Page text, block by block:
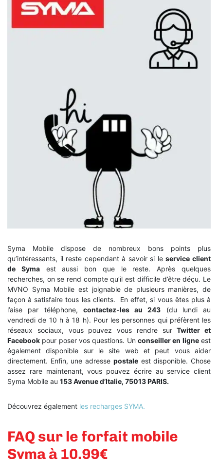
Syma Mobile dispose de nombreux bons points plus
qu’intéressants, il reste cependant à savoir si leservice client
de Symaest aussi bon que le reste. Après quelques
recherches, on se rend compte qu’il est difficile d’être déçu. Le
MVNO Syma Mobile est joignable de plusieurs manières, de
façon à satisfaire tous les clients. En effet, si vous êtes plus à
l’aise par téléphone, contactez-les au 243 (du lundi au
vendredi de 10 h à 18 h). Pour les personnes qui préfèrent les
réseaux sociaux, vous pouvez vous rendre surTwitter et
Facebook pour poser vos questions. Un conseiller en ligneest
également disponible sur le site web et peut vous aider
directement. Enfin, une adresse postaleest disponible. Chose
assez rare maintenant, vous pouvez écrire au service client
Syma Mobile au 153 Avenue d’Italie, 75013 PARIS.
Découvrez également les recharges SYMA.
FAQ sur le forfait mobile
Syma à 10.99€